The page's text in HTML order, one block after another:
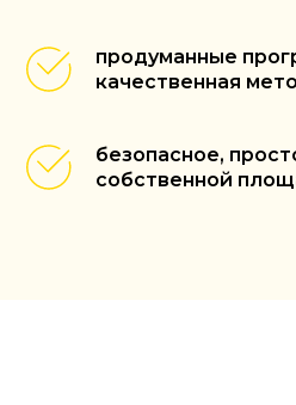
продуманные
качественная
безопасное,
собственной